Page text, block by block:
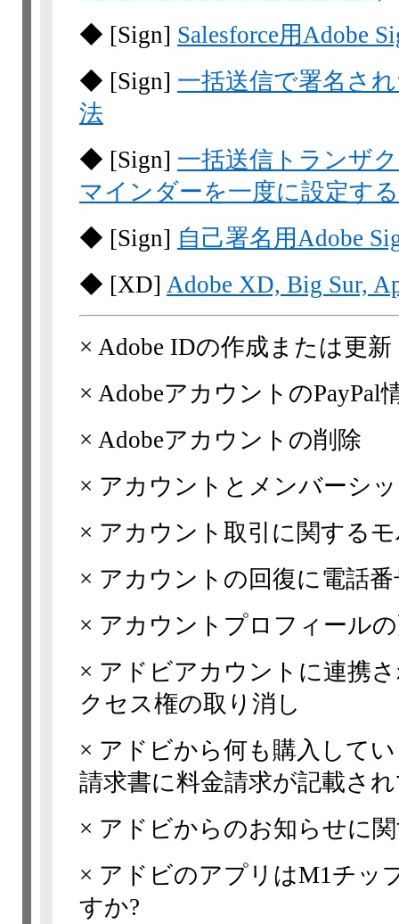
◆ [Sign] Salesforce用Adobe
◆ [Sign] 一括送信で署名さ
法
◆ [Sign] 一括送信トランザ
マインダーを一度に設定す
◆ [Sign] 自己署名用Adobe
◆ [XD] Adobe XD, Big Sur,
× Adobe IDの作成または更新
× AdobeアカウントのPayPal
× Adobeアカウントの削除
× アカウントとメンバーシ
× アカウント取引に関する
× アカウントの回復に電話
× アカウントプロフィール
× アドビアカウントに連携
クセス権の取り消し
× アドビから何も購入して
請求書に料金請求が記載さ
× アドビからのお知らせに
× アドビのアプリはM1チッ
すか?